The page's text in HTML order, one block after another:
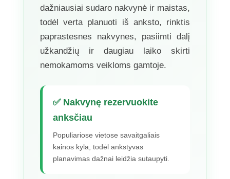
dažniausiai sudaro nakvynė ir maistas,
todėl verta planuoti iš anksto, rinktis
paprastesnes nakvynes, pasiimti dalį
užkandžių ir daugiau laiko skirti
nemokamoms veikloms gamtoje.
✅ Nakvynę rezervuokite
anksčiau
Populiariose vietose savaitgaliais
kainos kyla, todėl ankstyvas
planavimas dažnai leidžia sutaupyti.